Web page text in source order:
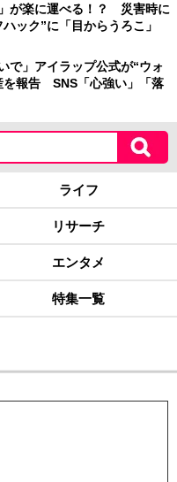
が楽に運べる！？ 災害時に
ック”に「目からうろこ」
で」アイラップ公式が“ウォ
を報告 SNS「心強い」「落
ライフ
リサーチ
エンタメ
特集一覧